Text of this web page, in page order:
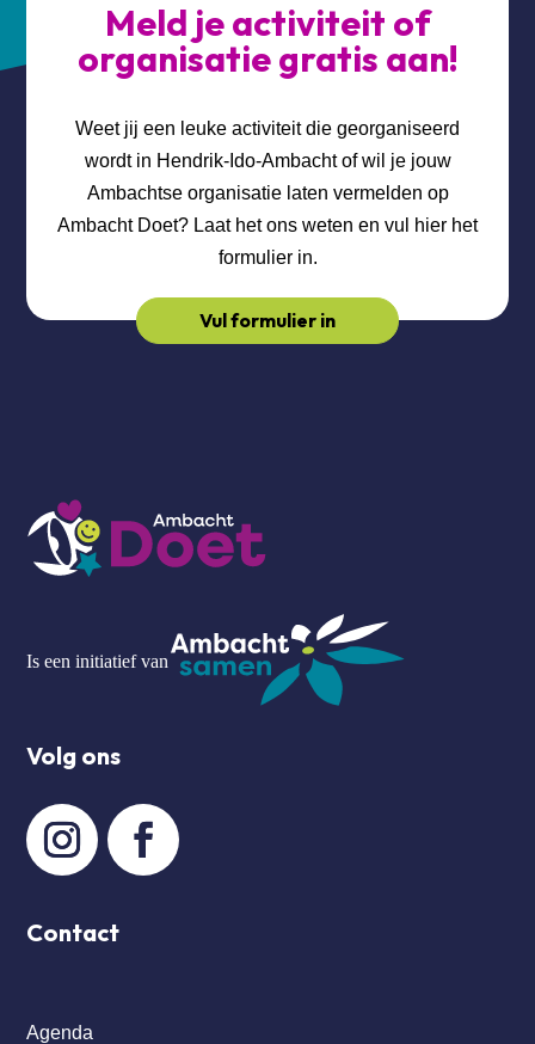
Meld je activiteit of
organisatie gratis aan!
Weet jij een leuke activiteit die georganiseerd
wordt in Hendrik-Ido-Ambacht of wil je jouw
Ambachtse organisatie laten vermelden op
Ambacht Doet? Laat het ons weten en vul hier het
formulier in.
Vul formulier in
Is een initiatief van
Volg ons
Contact
Agenda